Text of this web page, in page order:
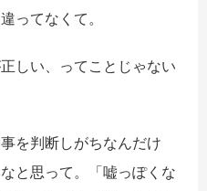
ってなくて。
しい、ってことじゃない
を判断しがちなんだけ
と思って。「嘘っぽくな